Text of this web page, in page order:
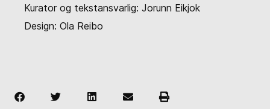
Kurator og tekstansvarlig: Jorunn Eikjok
Design: Ola Reibo